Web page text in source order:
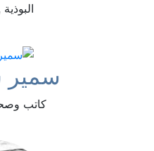
سمير
كاتب